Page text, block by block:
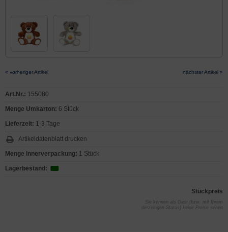
« vorheriger Artikel nächster Artikel »
Art.Nr.: 155080
Menge Umkarton: 6 Stück
Lieferzeit: 1-3 Tage
Artikeldatenblatt drucken
Menge Innerverpackung: 1 Stück
Lagerbestand:
Stückpreis
Sie können als Gast (bzw. mit Ihrem
derzeitigen Status) keine Preise sehen